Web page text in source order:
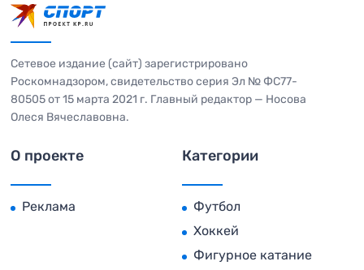
Сетевое издание (сайт) зарегистрировано
Роскомнадзором, свидетельство серия Эл № ФС77-
80505 от 15 марта 2021 г. Главный редактор — Носова
Олеся Вячеславовна.
О проекте
Реклама
Категории
Футбол
Хоккей
Фигурное катание